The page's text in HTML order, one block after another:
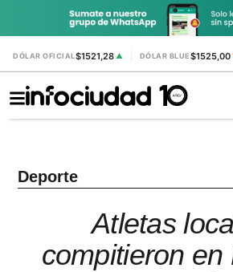
DÓLAR OFICIAL$1521,28 ▲ DÓLAR BLUE$1525,00
Deporte
Atletas
compitieron en